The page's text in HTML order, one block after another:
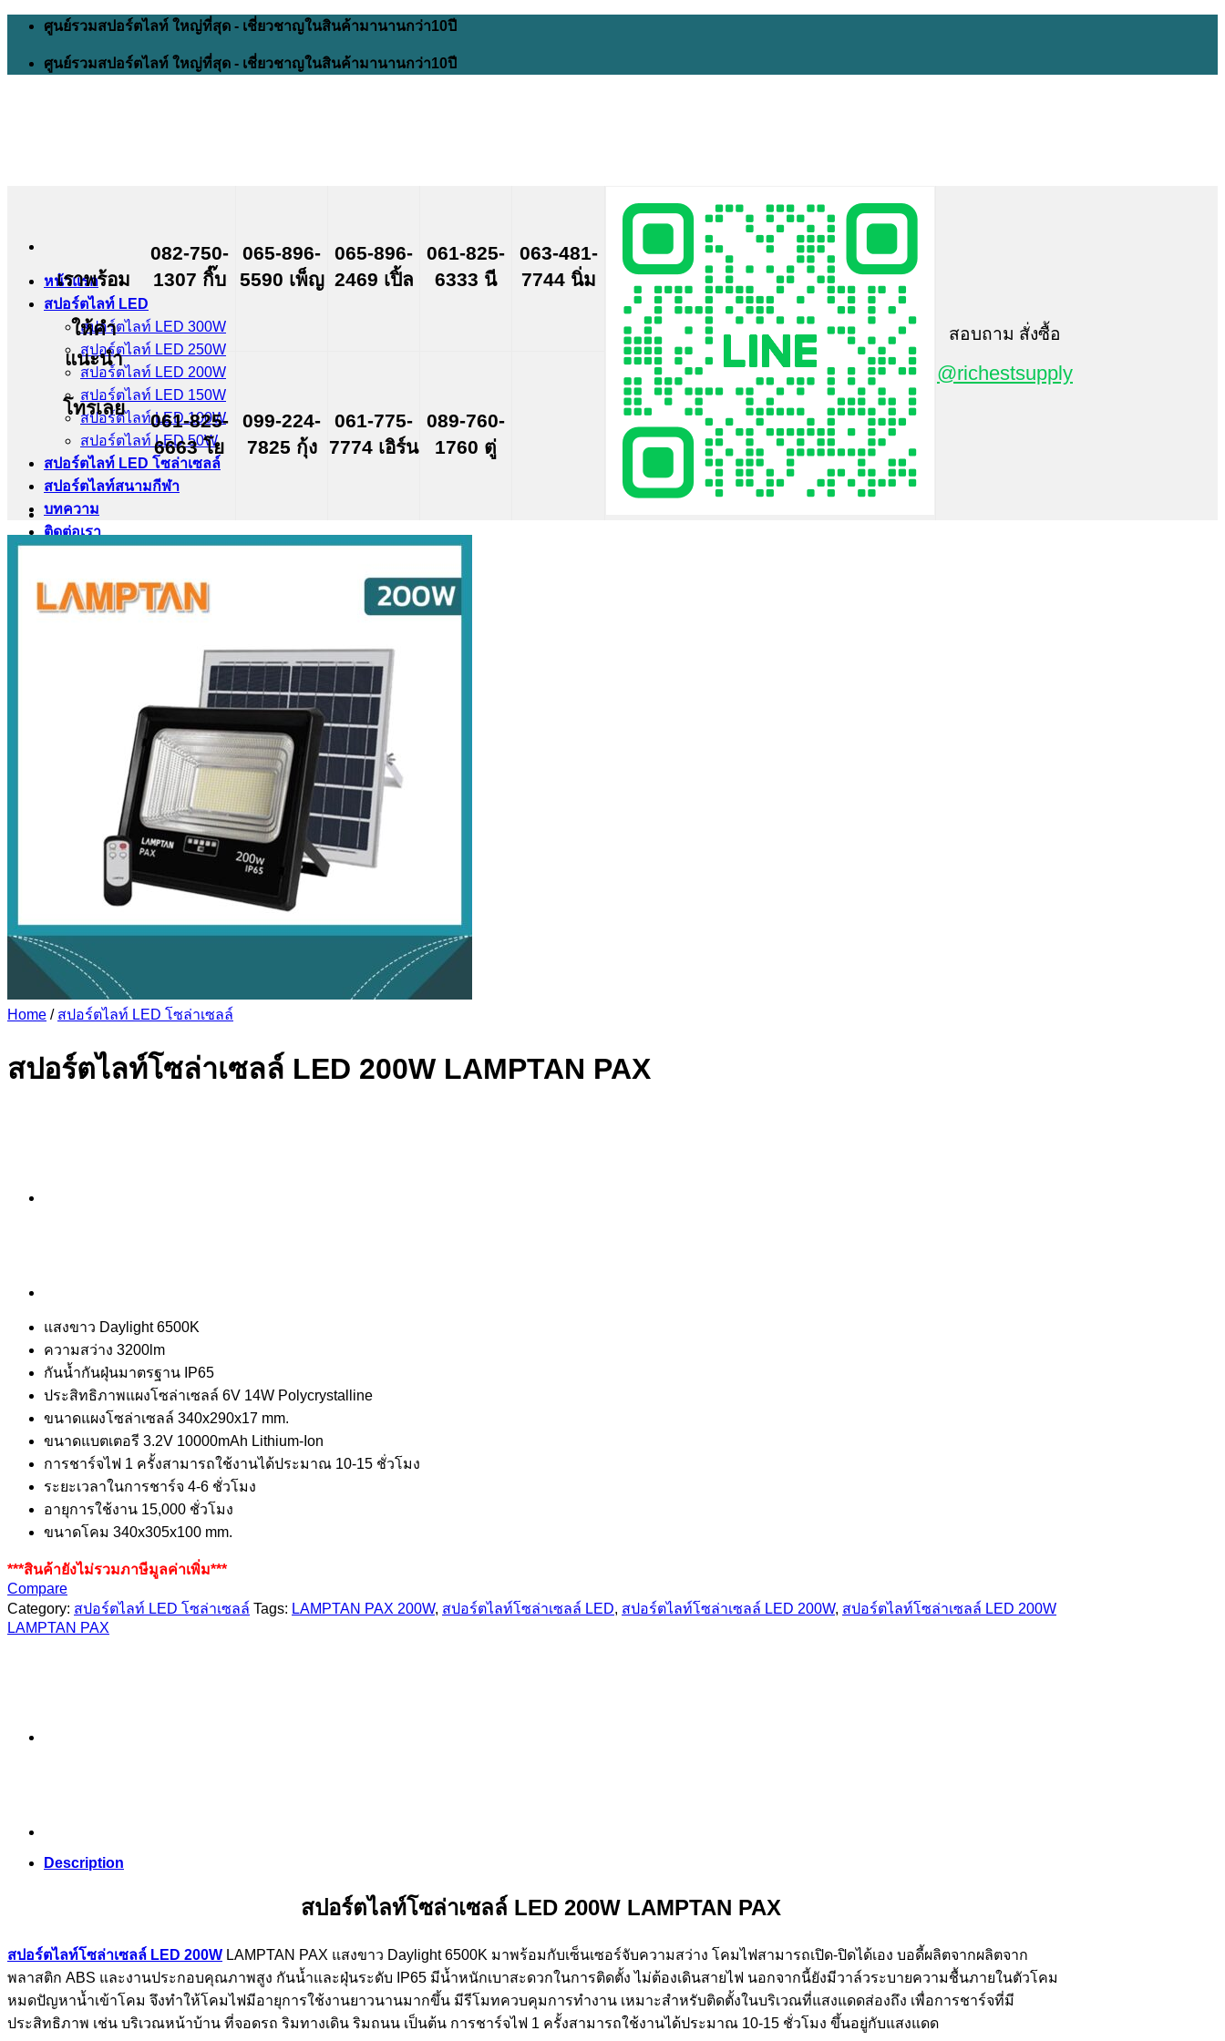
Skip
ศูนย์รวมสปอร์ตไลท์ ใหญ่ที่สุด - เชี่ยวชาญในสินค้ามานานกว่า10ปี
ศูนย์รวมสปอร์ตไลท์ ใหญ่ที่สุด - เชี่ยวชาญในสินค้ามานานกว่า10ปี
หน้าแรก
สปอร์ตไลท์ LED
สปอร์ตไลท์ LED 300W
สปอร์ตไลท์ LED 250W
สปอร์ตไลท์ LED 200W
สปอร์ตไลท์ LED 150W
สปอร์ตไลท์ LED 100W
สปอร์ตไลท์ LED 50W
สปอร์ตไลท์ LED โซล่าเซลล์
สปอร์ตไลท์สนามกีฬา
บทความ
ติดต่อเรา
Search
เราพร้อม
ให้คำ
แนะนำ
โทรเลย
082-750-
1307 กิ๊บ
065-896-
5590 เพ็ญ
065-896-
2469 เปิ้ล
061-825-
6333 นี
063-481-
7744 นิ่ม
สอบถาม สั่งซื้อ
@richestsupply
061-825-
6663 โย
099-224-
7825 กุ้ง
061-775-
7774 เอิร์น
089-760-
1760 ตู่
Home / สปอร์ตไลท์ LED โซล่าเซลล์
สปอร์ตไลท์โซล่าเซลล์ LED 200W LAMPTAN PAX
แสงขาว Daylight 6500K
ความสว่าง 3200lm
กันน้ำกันฝุ่นมาตรฐาน IP65
ประสิทธิภาพแผงโซล่าเซลล์ 6V 14W Polycrystalline
ขนาดแผงโซล่าเซลล์ 340x290x17 mm.
ขนาดแบตเตอรี 3.2V 10000mAh Lithium-Ion
การชาร์จไฟ 1 ครั้งสามารถใช้งานได้ประมาณ 10-15 ชั่วโมง
ระยะเวลาในการชาร์จ 4-6 ชั่วโมง
อายุการใช้งาน 15,000 ชั่วโมง
ขนาดโคม 340x305x100 mm.
***สินค้ายังไม่รวมภาษีมูลค่าเพิ่ม***
Compare
Category: สปอร์ตไลท์ LED โซล่าเซลล์ Tags: LAMPTAN PAX 200W, สปอร์ตไลท์โซล่าเซลล์ LED, สปอร์ตไลท์โซล่าเซลล์ LED 200W, สปอร์ตไลท์โซล่าเซลล์ LED 200W
LAMPTAN PAX
Description
สปอร์ตไลท์โซล่าเซลล์ LED 200W LAMPTAN PAX
สปอร์ตไลท์โซล่าเซลล์ LED 200W LAMPTAN PAX แสงขาว Daylight 6500K มาพร้อมกับเซ็นเซอร์จับความสว่าง โคมไฟสามารถเปิด-ปิดได้เอง บอดี้ผลิตจากผลิตจาก
พลาสติก ABS และงานประกอบคุณภาพสูง กันน้ำและฝุ่นระดับ IP65 มีน้ำหนักเบาสะดวกในการติดตั้ง ไม่ต้องเดินสายไฟ นอกจากนี้ยังมีวาล์วระบายความชื้นภายในตัวโคม
หมดปัญหาน้ำเข้าโคม จึงทำให้โคมไฟมีอายุการใช้งานยาวนานมากขึ้น มีรีโมทควบคุมการทำงาน เหมาะสำหรับติดตั้งในบริเวณที่แสงแดดส่องถึง เพื่อการชาร์จที่มี
ประสิทธิภาพ เช่น บริเวณหน้าบ้าน ที่จอดรถ ริมทางเดิน ริมถนน เป็นต้น การชาร์จไฟ 1 ครั้งสามารถใช้งานได้ประมาณ 10-15 ชั่วโมง ขึ้นอยู่กับแสงแดด